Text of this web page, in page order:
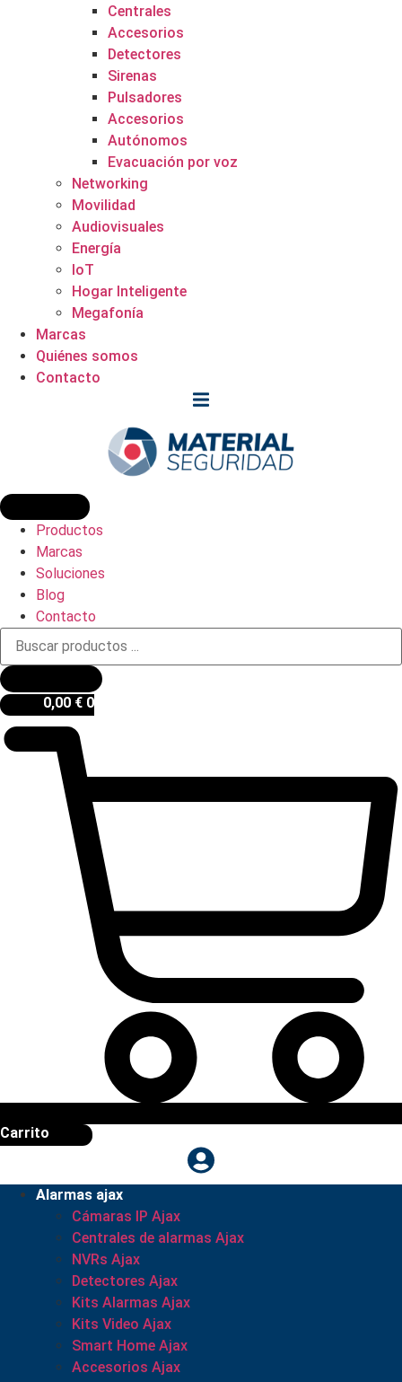
Centrales
Accesorios
Detectores
Sirenas
Pulsadores
Accesorios
Autónomos
Evacuación por voz
Networking
Movilidad
Audiovisuales
Energía
IoT
Hogar Inteligente
Megafonía
Marcas
Quiénes somos
Contacto
Productos
Marcas
Soluciones
Blog
Contacto
Búsqueda
productos
0,00 € 0
Carrito
Alarmas ajax
Cámaras IP Ajax
Centrales de alarmas Ajax
NVRs Ajax
Detectores Ajax
Kits Alarmas Ajax
Kits Video Ajax
Smart Home Ajax
Accesorios Ajax